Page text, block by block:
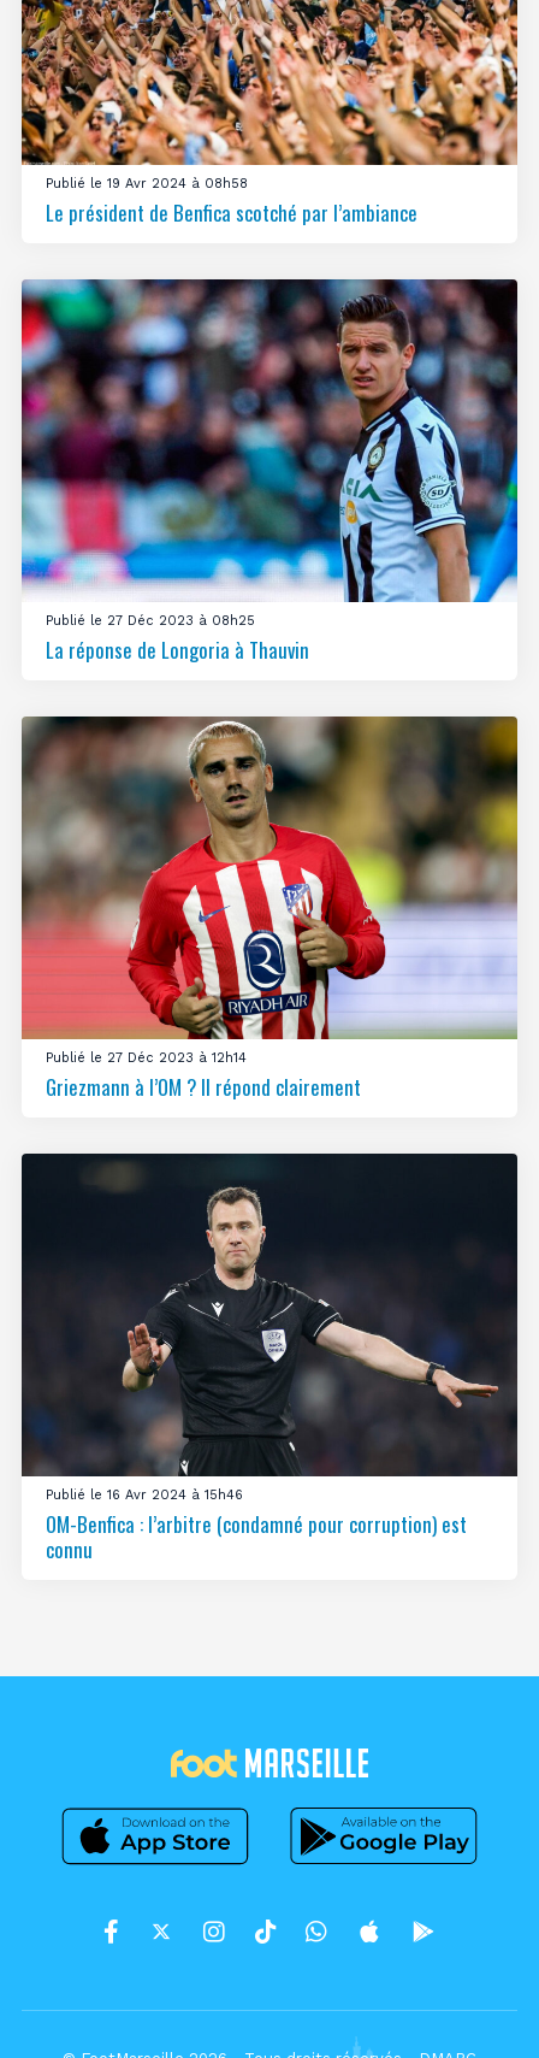
Publié le 19 Avr 2024 à 08h58
Le président de Benfica scotché par l’ambiance
Publié le 27 Déc 2023 à 08h25
La réponse de Longoria à Thauvin
Publié le 27 Déc 2023 à 12h14
Griezmann à l’OM ? Il répond clairement
Publié le 16 Avr 2024 à 15h46
OM-Benfica : l’arbitre (condamné pour corruption) est
connu